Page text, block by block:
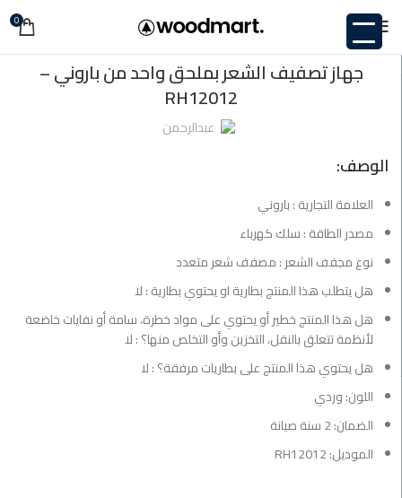
0 غير مصنف,
هل هذا المنتج خطير أو يحتوي على مواد خطرة، سامة أو نفايات خاضعة
لأنظمة تتعلق بالنقل، التخزين وأو التخلص منها؟ : لا</LI
هل يتطلب هذا المنتج بطارية او يحتوي بطارية : لا</LI
هل يحتوي هذا المنتج على بطاريات مرفقة؟ : لا</LI
جهاز تصفيف الشعر بملحق واحد من باروني –
RH12012
عبدالرحمن
الوصف:
العلامة التجارية : باروني
مصدر الطاقة : سلك كهرباء
نوع مجفف الشعر : مصفف شعر متعدد
هل يتطلب هذا المنتج بطارية او يحتوي بطارية : لا
هل هذا المنتج خطير أو يحتوي على مواد خطرة، سامة أو نفايات خاضعة
لأنظمة تتعلق بالنقل، التخزين وأو التخلص منها؟ : لا
هل يحتوي هذا المنتج على بطاريات مرفقة؟ : لا
اللون: وردي
الضمان: 2 سنة صيانة
الموديل: RH12012